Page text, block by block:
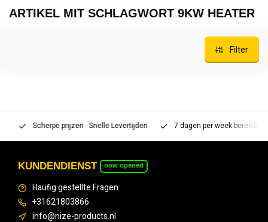
ARTIKEL MIT SCHLAGWORT 9KW HEATER
Filter
Scherpe prijzen - Snelle Levertijden 7 dagen per week bereikbaar
KUNDENDIENST now opened
Häufig gestellte Fragen
+31621803866
info@nize-products.nl